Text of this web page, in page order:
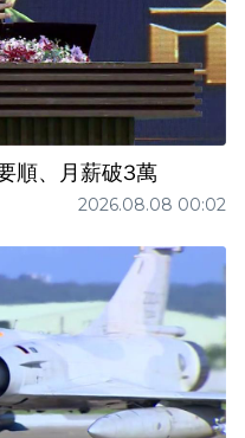
順、月薪破3萬
2026.08.08 00:02